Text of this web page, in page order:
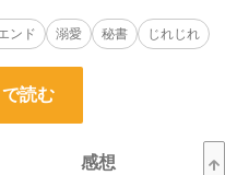
事を紹介され、二つ返事で飛びつ
イ堂』 しかもかつて紗凪の同級生
る）がいた。
瀬社長の秘書に紗凪は再就職する
める紗凪だが、黄瀬社長は紗凪を忘
ンド 溺愛 秘書 じれじれ
読む
感想